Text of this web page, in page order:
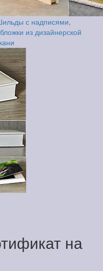
с надписями,
из дизайнерской
на